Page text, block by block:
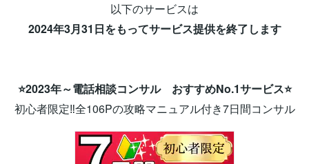
以下のサービスは
2024年3月31日をもってサービス提供を終了します
⭐2023年～電話相談コンサル おすすめNo.1サービス⭐
初心者限定‼全106Pの攻略マニュアル付き7日間コンサル